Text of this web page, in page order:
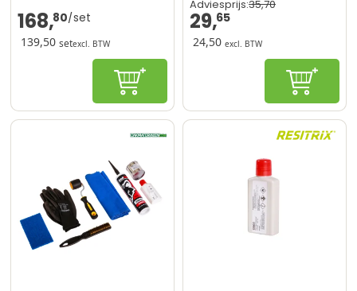
168,80
139,50 setexcl. BTW
In winkelwagen
Adviesprijs:35,70
29,65
24,50 excl. BTW
In